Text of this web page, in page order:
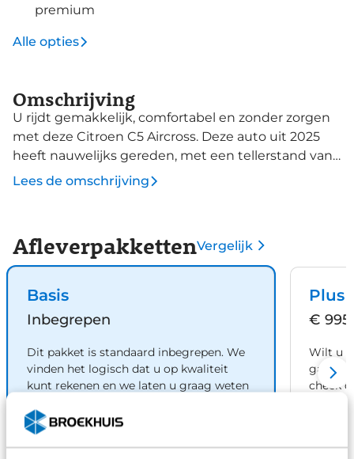
premium
Alle opties
Omschrijving
U rijdt gemakkelijk, comfortabel en zonder zorgen
met deze Citroen C5 Aircross. Deze auto uit 2025
heeft nauwelijks gereden, met een tellerstand van
slechts 5962 kilometer. Onder de motorkap een
eens voorzien van massagefunctie tegen stramme
rug en schouders. Zitten in weldadige
comfortstoelen : uw rug zal u dankbaar zijn. Aan een
vorm van een verwarmd stuurwiel. De
geavanceerde matrix LED-verlichting in de
koplampen levert maximaal helder zicht en past
zich subtiel aan zodra er een tegenligger komt.
u onder andere ook van: extra getint glas, in delen
Lees de omschrijving
AfleverpakkettenVergelijk
Basis
Inbegrepen
Dit pakket is standaard inbegrepen. We
vinden het logisch dat u op kwaliteit
kunt rekenen en we laten u graag weten
Gekozen Inhoud
Plus
€
Wilt u
check